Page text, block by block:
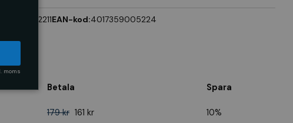
472211EAN-kod:4017359005224
Betala Spara
179 kr 161 kr 10%
moms